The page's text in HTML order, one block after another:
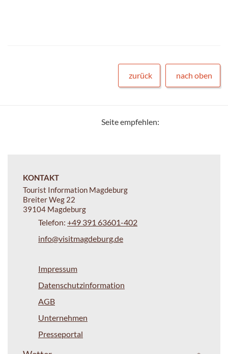
zurück nach oben
Seite empfehlen:
KONTAKT
Tourist Information Magdeburg
Breiter Weg 22
39104 Magdeburg
Telefon: +49 391 63601-402
info@visitmagdeburg.de
Impressum
Datenschutzinformation
AGB
Unternehmen
Presseportal